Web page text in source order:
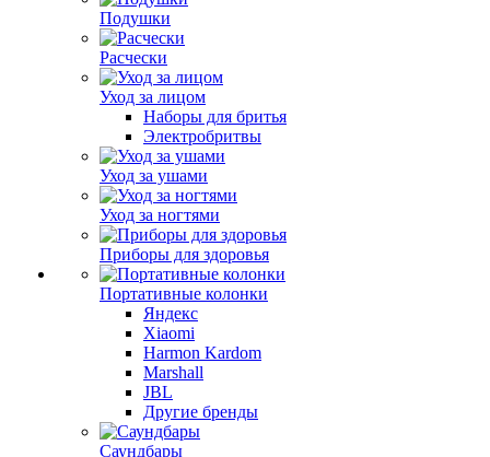
Подушки
Расчески
Уход за лицом
Наборы для бритья
Электробритвы
Уход за ушами
Уход за ногтями
Приборы для здоровья
Портативные колонки
Яндекс
Xiaomi
Harmon Kardom
Marshall
JBL
Другие бренды
Саундбары